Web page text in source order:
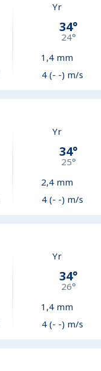
Yr
34°
24°
1,4mm
4 (- -) m/s
Yr
34°
25°
2,4mm
4 (- -) m/s
Yr
34°
26°
1,4mm
4 (- -) m/s